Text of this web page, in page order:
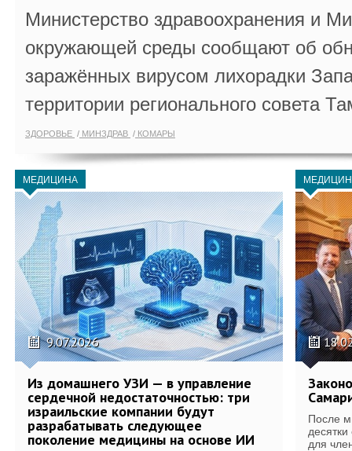
Министерство здравоохранения и
окружающей среды сообщают об
заражённых вирусом лихорадки
территории регионального совета
ЗДОРОВЬЕ МИНЗДРАВ КОМАРЫ
МЕДИЦИНА
9.07.2026
Из домашнего УЗИ — в управление
сердечной недостаточностью: три
израильские компании будут
разрабатывать следующее
поколение медицины на основе ИИ
После
для